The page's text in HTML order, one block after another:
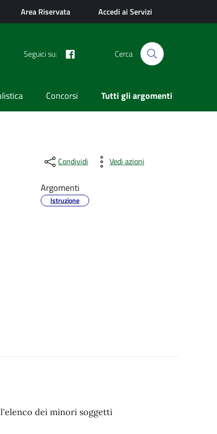
Area Riservata Accedi ai Servizi
Seguici su: Cerca
Concorsi Tutti gli argomenti
Condividi Vedi azioni
Argomenti
Istruzione
dei minori soggetti